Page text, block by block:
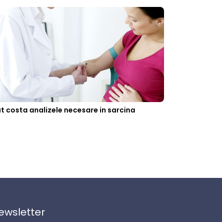
costa analizele necesare in sarcina